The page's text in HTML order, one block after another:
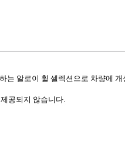
는 알로이 휠 셀렉션으로 차량에
공되지 않습니다.